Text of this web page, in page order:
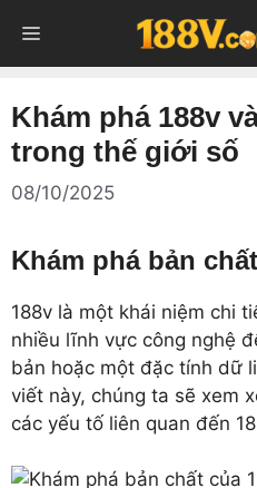
đến
nội
MENU
Khám phá 188v
trong thế giới số
08/10/2025
Khám phá bản
188v là một khái niệm chi
nhiều lĩnh vực công nghệ
bản hoặc một đặc tính dữ
viết này, chúng ta sẽ xem
các yếu tố liên quan đến